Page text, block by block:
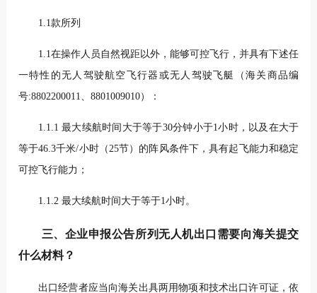
1.1款所列
1.1在操作人员自然视距以外，能够可控飞行，并具有下述任
一特性的无人驾驶航空飞行器或无人驾驶飞艇（海关商品编
号:8802200011、8801009010）：
1.1.1 最大续航时间大于等于30分钟小于1小时，以及在大于
等于46.3千米/小时（25节）的阵风条件下，具有起飞能力和稳定
可控飞行能力；
1.1.2 最大续航时间大于等于1小时。
三、企业申报公告所列无人机出口需要向海关提交
什么材料？
出口经营者应当向海关出具两用物项和技术出口许可证，依